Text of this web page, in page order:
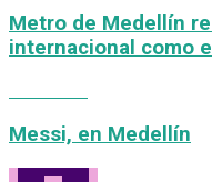
Metro de Medellín
internacional como
Messi, en Medellín